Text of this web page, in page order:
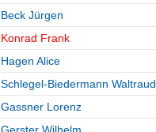
Beck Jürgen
Konrad Frank
Hagen Alice
Schlegel-Biedermann Waltraud
Gassner Lorenz